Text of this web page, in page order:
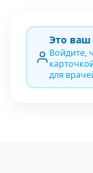
Это
Войдите,
для